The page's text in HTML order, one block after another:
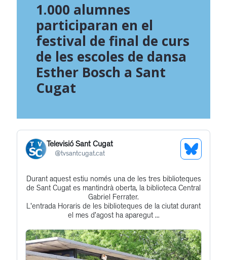
1.000 alumnes
participaran en el
festival de final de curs
de les escoles de dansa
Esther Bosch a Sant
Cugat
Televisió Sant Cugat
@tvsantcugat.cat
See
Profile
Get
to
this
post
Durant aquest estiu només una de les tres biblioteques
de Sant Cugat es mantindrà oberta, la biblioteca Central
Gabriel Ferrater.
L'entrada Horaris de les biblioteques de la ciutat durant
el mes d’agost ha aparegut ...